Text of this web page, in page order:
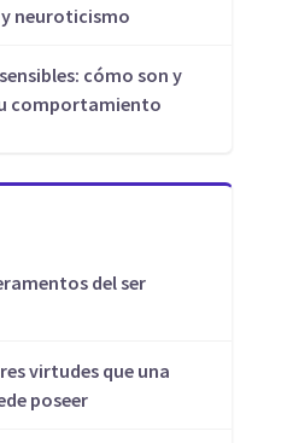
neuroticismo
cómo son y
comportamiento
del ser
virtudes que una
poseer